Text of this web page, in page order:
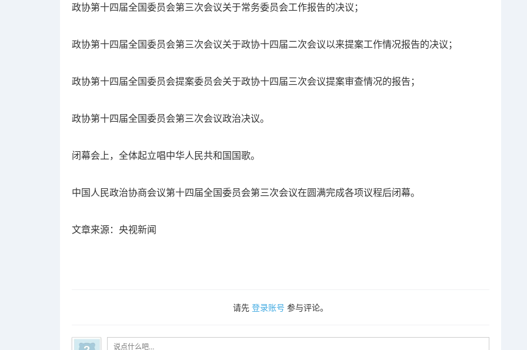
政协第十四届全国委员会第三次会议关于常务委员会工作报告的决议；
政协第十四届全国委员会第三次会议关于政协十四届二次会议以来提案工作情况报告的决议；
政协第十四届全国委员会提案委员会关于政协十四届三次会议提案审查情况的报告；
政协第十四届全国委员会第三次会议政治决议。
闭幕会上，全体起立唱中华人民共和国国歌。
中国人民政治协商会议第十四届全国委员会第三次会议在圆满完成各项议程后闭幕。
文章来源：央视新闻
请先 登录账号 参与评论。